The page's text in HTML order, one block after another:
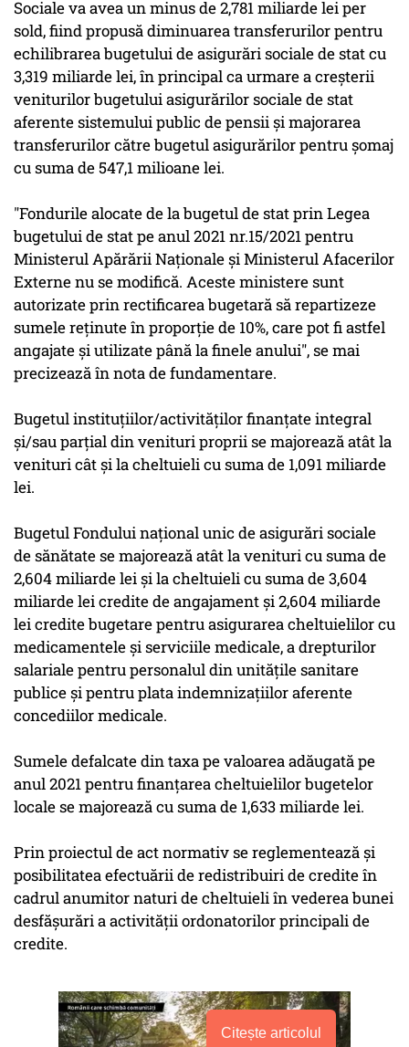
Sociale va avea un minus de 2,781 miliarde lei per
sold, fiind propusă diminuarea transferurilor pentru
echilibrarea bugetului de asigurări sociale de stat cu
3,319 miliarde lei, în principal ca urmare a creşterii
veniturilor bugetului asigurărilor sociale de stat
aferente sistemului public de pensii şi majorarea
transferurilor către bugetul asigurărilor pentru şomaj
cu suma de 547,1 milioane lei.
"Fondurile alocate de la bugetul de stat prin Legea
bugetului de stat pe anul 2021 nr.15/2021 pentru
Ministerul Apărării Naţionale şi Ministerul Afacerilor
Externe nu se modifică. Aceste ministere sunt
autorizate prin rectificarea bugetară să repartizeze
sumele reţinute în proporţie de 10%, care pot fi astfel
angajate şi utilizate până la finele anului", se mai
precizează în nota de fundamentare.
Bugetul instituţiilor/activităţilor finanţate integral
şi/sau parţial din venituri proprii se majorează atât la
venituri cât şi la cheltuieli cu suma de 1,091 miliarde
lei.
Bugetul Fondului naţional unic de asigurări sociale
de sănătate se majorează atât la venituri cu suma de
2,604 miliarde lei şi la cheltuieli cu suma de 3,604
miliarde lei credite de angajament şi 2,604 miliarde
lei credite bugetare pentru asigurarea cheltuielilor cu
medicamentele şi serviciile medicale, a drepturilor
salariale pentru personalul din unităţile sanitare
publice şi pentru plata indemnizaţiilor aferente
concediilor medicale.
Sumele defalcate din taxa pe valoarea adăugată pe
anul 2021 pentru finanţarea cheltuielilor bugetelor
locale se majorează cu suma de 1,633 miliarde lei.
Prin proiectul de act normativ se reglementează şi
posibilitatea efectuării de redistribuiri de credite în
cadrul anumitor naturi de cheltuieli în vederea bunei
desfăşurări a activităţii ordonatorilor principali de
credite.
Citește articolul